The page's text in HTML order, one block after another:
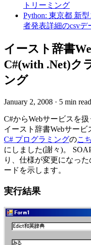
トリーミング
Python: 東京都 新
者発表詳細のcsv
イースト辞書
C#(with .Net)ク
ング
January 2, 2008 · 5 min read
C#からWebサービスを
イースト辞書Webサー
C# プログラミングのこ
にしました(謝々)。
り、仕様が変更になっ
ードを示します。
実行結果